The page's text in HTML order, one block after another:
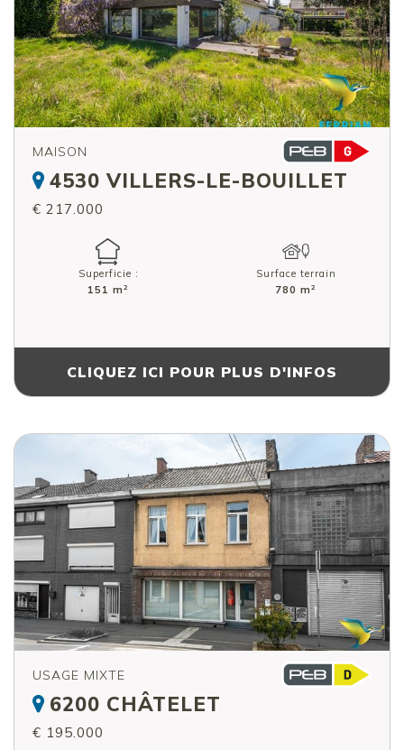
MAISON
4530 VILLERS-LE-BOUILLET
€ 217.000
Superficie :
151 m 2
Surface terrain
780 m 2
CLIQUEZ ICI POUR PLUS D'INFOS
USAGE MIXTE
6200 CHÂTELET
€ 195.000